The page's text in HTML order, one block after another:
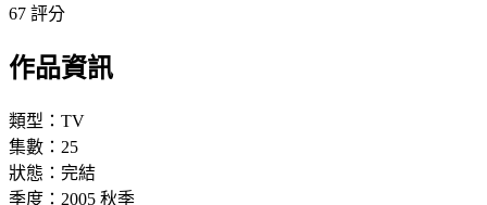
67 評分
作品資訊
類型： TV
集數： 25
狀態： 完結
季度： 2005 秋季